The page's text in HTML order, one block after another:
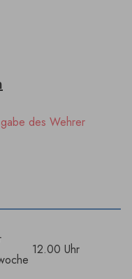
des Wehrer
12.00 Uhr